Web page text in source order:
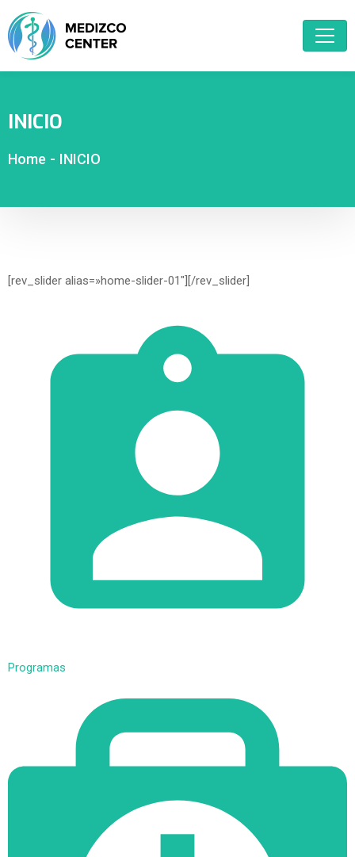
INICIO
Home - INICIO
[rev_slider alias=»home-slider-01″][/rev_slider]
Programas